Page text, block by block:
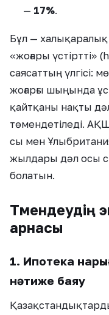
— 17%.
Бұл — халықаралық
«жоғары
саясаттың үлгісі:
жоғарғы шыңында
қайтқаны нақты
төмендетіледі.
сы мен
жылдары дәл осы
болатын.
Төмендеудің
арнасы
1. Ипотека
нәтиже баяу